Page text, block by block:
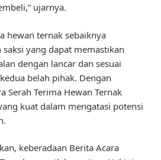
ujarnya.
hewan ternak sebaiknya
yang dapat memastikan
dengan lancar dan sesuai
belah pihak. Dengan
Serah Terima Hewan Ternak
kuat dalam mengatasi potensi
keberadaan Berita Acara